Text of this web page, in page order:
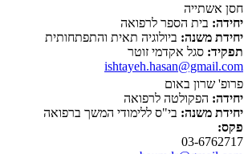
חסן אשתייה
יחידה: בית הספר לרפואה
יחידת משנה: ביולוגיה תאית והתפתחותית
תפקיד: סגל אקדמי זוטר
ishtayeh.hasan@gmail.com
פרופ' שרון באום
יחידה: הפקולטה לרפואה
יחידת משנה: בי"ס ללימודי המשך ברפואה
פקס:
03-6762717